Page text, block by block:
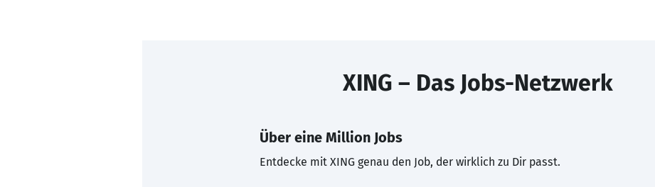
XING – Das Jobs-Netzwerk
Über eine Million Jobs
Entdecke mit XING genau den Job, der wirklich zu Dir passt.